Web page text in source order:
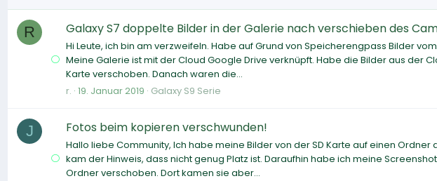
R Galaxy S7 doppelte Bilder in der Galerie nach verschieben des
Hi Leute, ich bin am verzweifeln. Habe auf Grund von Speicherengpass Bilder
Meine Galerie ist mit der Cloud Google Drive verknüpft. Habe die Bilder aus der
Karte verschoben. Danach waren die...
r. 19. Januar 2019 Galaxy S9 Serie
J Fotos beim kopieren verschwunden!
Hallo liebe Community, Ich habe meine Bilder von der SD Karte auf einen
kam der Hinweis, dass nicht genug Platz ist. Daraufhin habe ich meine
Ordner verschoben. Dort kamen sie aber...